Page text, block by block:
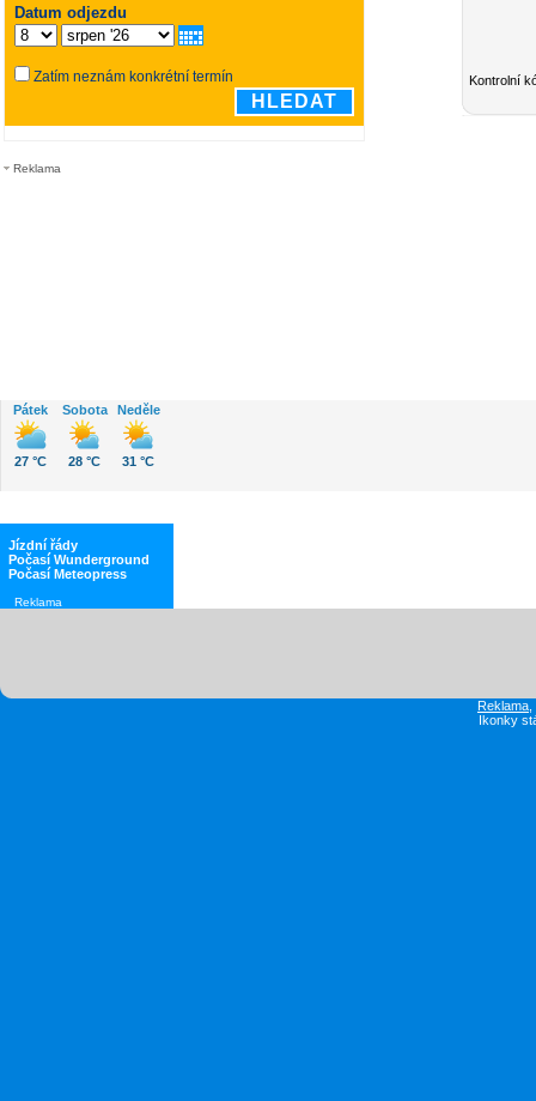
Reklama
Kontrolní
Pátek
27 °C
Sobota
28 °C
Neděle
31 °C
Jízdní řády
Počasí Wunderground
Počasí Meteopress
Reklama
Reklama
Ikonky